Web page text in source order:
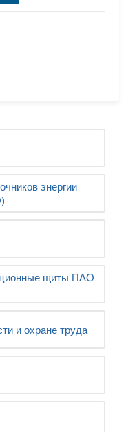
энергии
щиты ПАО
и охране труда